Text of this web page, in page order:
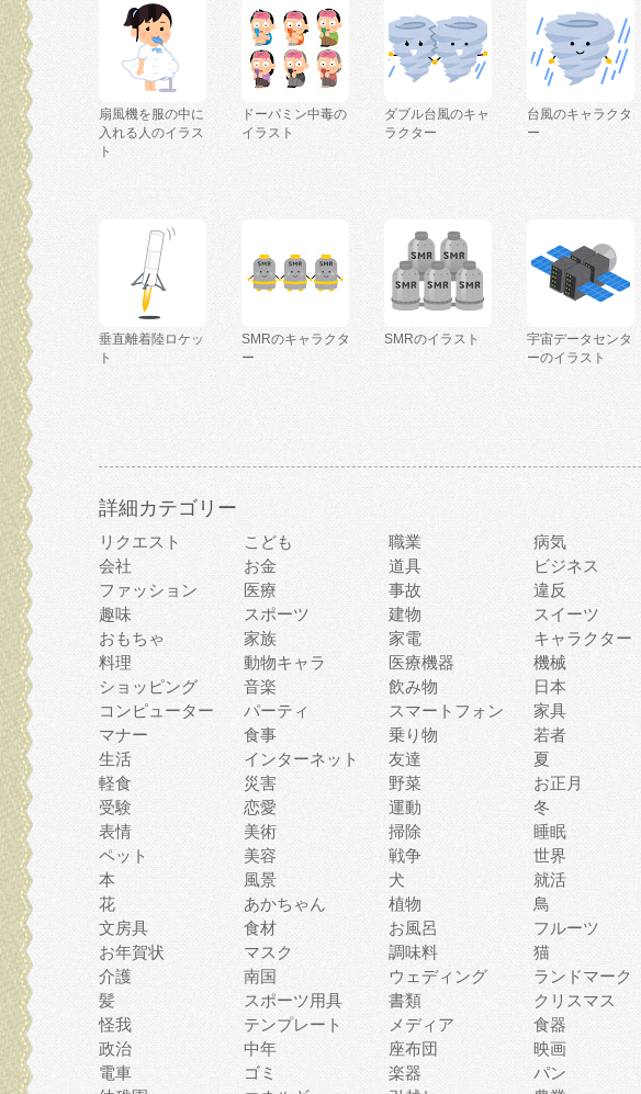
扇風機を服の中に
入れる人のイラス
ト
ドーパミン中毒の
イラスト
ダブル台風のキャ
ラクター
台風のキャラクタ
ー
垂直離着陸ロケッ
ト
SMRのキャラクタ
ー
SMRのイラスト
宇宙データセンタ
ーのイラスト
詳細カテゴリー
リクエスト こども 職業
病気
会社
お金 道具
ビジネス
ファッション
医療 事故
違反
趣味
スポーツ 建物
スイーツ
おもちゃ
家族 家電
キャラクター
料理
動物キャラ 医療機器
機械
ショッピング
音楽 飲み物
日本
コンピューター
パーティ スマートフォン
家具
マナー
食事 乗り物
若者
生活
インターネット 友達
夏
軽食
災害 野菜
お正月
受験
恋愛 運動
冬
表情
美術 掃除
睡眠
ペット
美容 戦争
世界
本
風景 犬
就活
花
あかちゃん 植物
鳥
文房具
食材 お風呂
フルーツ
お年賀状
マスク 調味料
猫
介護
南国 ウェディング
ランドマーク
髪
スポーツ用具 書類
クリスマス
怪我
テンプレート メディア
食器
政治
中年 座布団
映画
電車
ゴミ 楽器
パン